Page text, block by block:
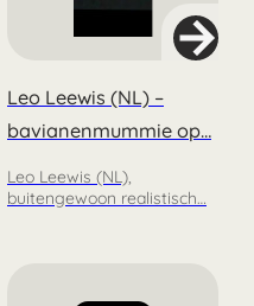
Leo Leewis (NL) –
bavianenmummie op…
Leo Leewis (NL),
buitengewoon realistisch…